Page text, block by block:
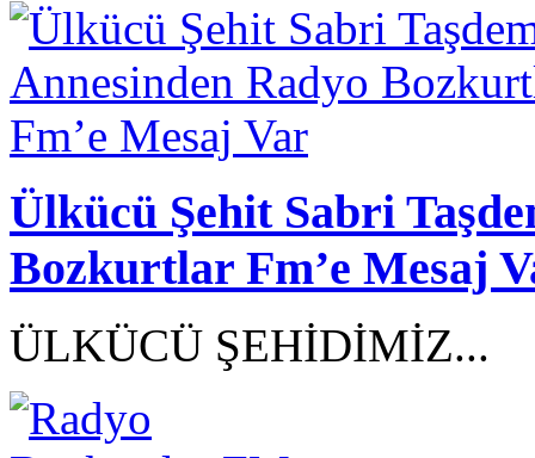
Ülkücü Şehit Sabri
Bozkurtlar Fm’e Mesaj
ÜLKÜCÜ ŞEHİDİMİZ...